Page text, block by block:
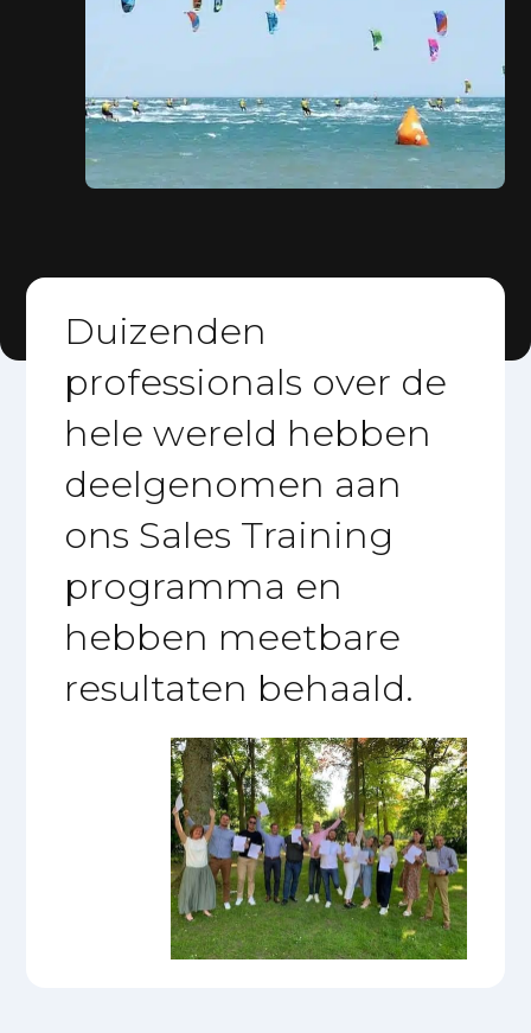
Duizenden
professionals over de
hele wereld hebben
deelgenomen aan
ons Sales Training
programma en
hebben meetbare
resultaten behaald.